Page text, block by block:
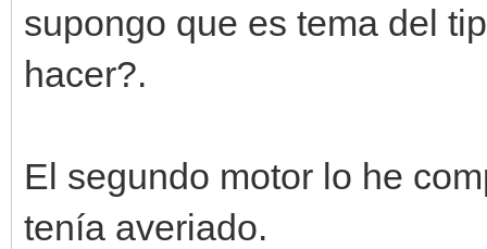
supongo que es tema del
hacer?.
El segundo motor lo he
tenía averiado.